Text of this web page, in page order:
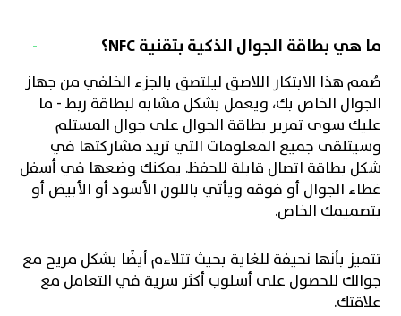
ما هي بطاقة الجوال الذكية بتقنية NFC؟
صُمم هذا الابتكار اللاصق ليلتصق بالجزء الخلفي من جهاز
الجوال الخاص بك، ويعمل بشكل مشابه لبطاقة ربط - ما
عليك سوى تمرير بطاقة الجوال على جوال المستلم
وسيتلقى جميع المعلومات التي تريد مشاركتها في
شكل بطاقة اتصال قابلة للحفظ. يمكنك وضعها في أسفل
غطاء الجوال أو فوقه ويأتي باللون الأسود أو الأبيض أو
بتصميمك الخاص.
تتميز بأنها نحيفة للغاية بحيث تتلاءم أيضًا بشكل مريح مع
جوالك للحصول على أسلوب أكثر سرية في التعامل مع
علاقتك.